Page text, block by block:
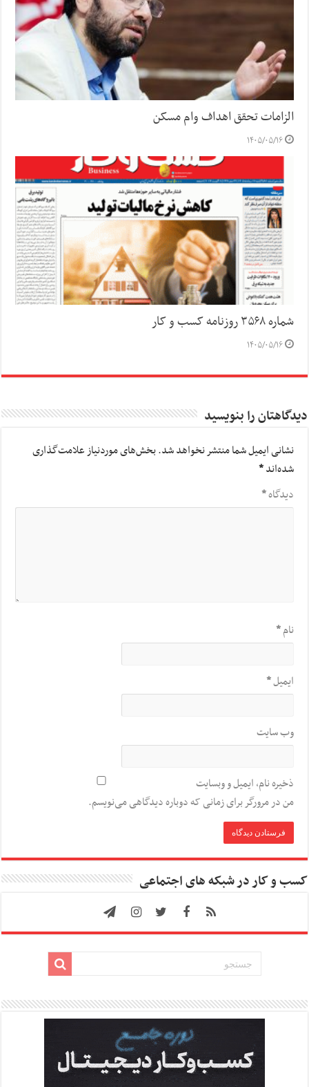
الزامات تحقق اهداف وام مسکن
۱۴۰۵/۰۵/۱۶
شماره ۳۵۶۸ روزنامه کسب و کار
۱۴۰۵/۰۵/۱۶
دیدگاهتان را بنویسید
نشانی ایمیل شما منتشر نخواهد شد.بخش‌های موردنیاز علامت‌گذاری
شده‌اند*
دیدگاه*
نام*
ایمیل*
وب‌ سایت
ذخیره نام، ایمیل و وبسایت
من در مرورگر برای زمانی که دوباره دیدگاهی می‌نویسم.
کسب و کار در شبکه های اجتماعی